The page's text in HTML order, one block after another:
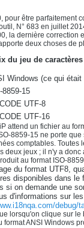
pour être parfaitement
N° 683 en juillet
la dernière correction
deux choses de
du jeu de caractères
Windows (ce qui
8859-15
UTF-8
UTF-16
attend un fichier au
8859-15 ne porte
comptables.
deux jeux ; il n'y a
au format ISO-
du format UTF8,
disponibles dans le
si on demande une
d'informations sur
debug/
lorsqu'on clique sur
format ANSI Windows